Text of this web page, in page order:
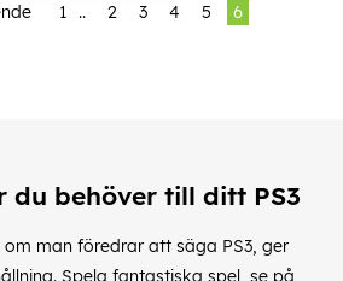
1 .. 2 3 4 5 6
du behöver till ditt PS3
om man föredrar att säga PS3, ger
Spela fantastiska spel, se på